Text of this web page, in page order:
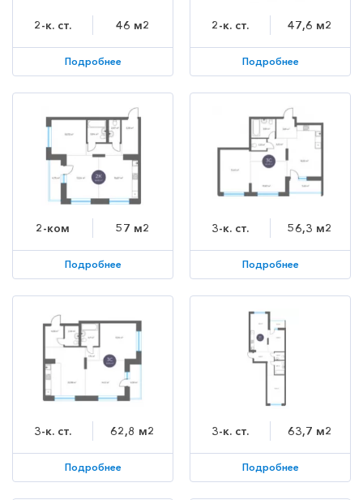
2-к. ст. 46 м2
Подробнее
2-к. ст. 47,6 м2
Подробнее
2-ком 57 м2
Подробнее
3-к. ст. 56,3 м2
Подробнее
3-к. ст. 62,8 м2
Подробнее
3-к. ст. 63,7 м2
Подробнее